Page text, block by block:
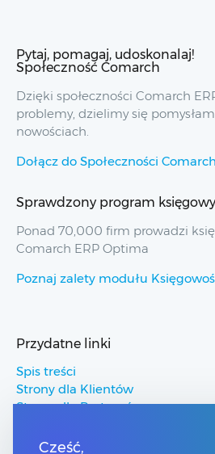
Pytaj, pomagaj, udoskonalaj!
Społeczność Comarch
Dzięki społeczności Comarch
problemy, dzielimy się
nowościach.
Dołącz do Społeczności Comarch
Sprawdzony program księgowy
Ponad 70,000 firm prowadzi
Comarch ERP Optima
Poznaj zalety modułu
Przydatne linki
Spis treści
Strony dla Klientów
Strony dla Partnerów
Pomoc Comarch Betterfly
Cześć,